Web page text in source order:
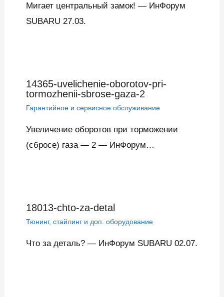
Мигает центральный замок! — ИнФорум
SUBARU 27.03.
14365-uvelichenie-oborotov-pri-
tormozhenii-sbrose-gaza-2
Гарантийное и сервисное обслуживание
Увеличение оборотов при торможении
(сбросе) газа — 2 — ИнФорум…
18013-chto-za-detal
Тюнинг, стайлинг и доп. оборудование
Что за деталь? — ИнФорум SUBARU 02.07.